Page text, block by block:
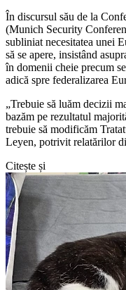
În discursul său de la
(Munich Security
subliniat necesitatea unei
să se apere, insistând
în domenii cheie precum
adică spre federalizarea
„Trebuie să luăm decizii
bazăm pe rezultatul
trebuie să modificăm
Leyen, potrivit relatărilor
Citește și